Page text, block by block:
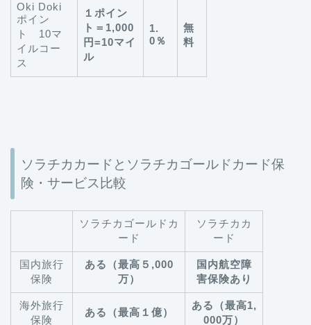
Oki Doki
ポイン
ト 10マ
イルコー
ス
１ポイン
ト＝1,000
円=10マイ
ル
1.
0％
無
料
ソラチカカードとソラチカゴールドカード保
険・サービス比較
ソラチカゴールドカ
ード
ソラチカカ
ード
国内旅行
保険
ある（最高５,000
万）
国内航空障
害保険あり
海外旅行
保険
ある（最高１億）
ある（最高1,
000万）